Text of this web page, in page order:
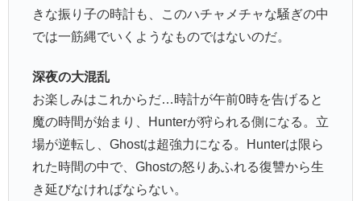
きな振り子の時計も、このハチャメチャな騒ぎの中
では一筋縄でいくようなものではないのだ。
深夜の大混乱
お楽しみはこれからだ…時計が午前0時を告げると
魔の時間が始まり、Hunterが狩られる側になる。立
場が逆転し、Ghostは超強力になる。Hunterは限ら
れた時間の中で、Ghostの怒りあふれる復讐から生
き延びなければならない。